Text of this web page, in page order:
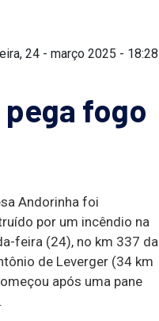
24 - março 2025 - 18:28
fogo
Andorinha foi
por um incêndio na
feira (24), no km 337 da
de Leverger (34 km
após uma pane